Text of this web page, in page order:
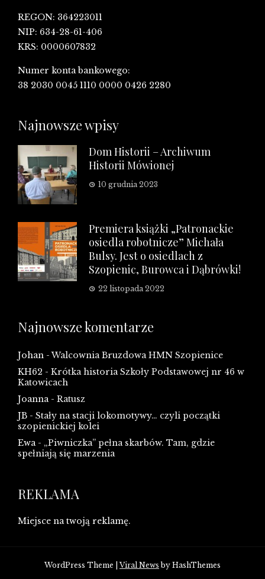
REGON: 364223011
NIP: 634-28-61-406
KRS: 0000607832
Numer konta bankowego:
38 2030 0045 1110 0000 0426 2280
Najnowsze wpisy
Dom Historii – Archiwum
Historii Mówionej
10 grudnia 2023
Premiera książki „Patronackie
osiedla robotnicze” Michała
Bulsy. Jest o osiedlach z
Szopienic, Burowca i Dąbrówki!
22 listopada 2022
Najnowsze komentarze
Johan -Walcownia Bruzdowa HMN Szopienice
KH62 - Krótka historia Szkoły Podstawowej nr 46 w
Katowicach
Joanna- Ratusz
JB - Stały na stacji lokomotywy… czyli początki
szopienickiej kolei
Ewa- „Piwniczka” pełna skarbów. Tam, gdzie
spełniają się marzenia
REKLAMA
Miejsce na twoją reklamę.
WordPress Theme |Viral News by HashThemes